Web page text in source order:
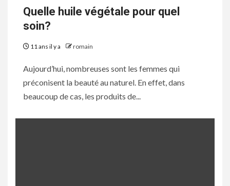
Quelle huile végétale pour quel
soin?
11 ans il y a romain
Aujourd’hui, nombreuses sont les femmes qui
préconisent la beauté au naturel. En effet, dans
beaucoup de cas, les produits de...